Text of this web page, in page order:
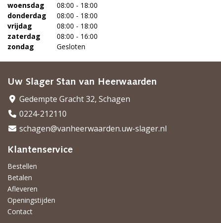
woensdag
08:00 - 18:00
donderdag
08:00 - 18:00
vrijdag
08:00 - 18:00
zaterdag
08:00 - 16:00
zondag
Gesloten
Uw Slager Stan van Heerwaarden
Gedempte Gracht 32, Schagen
0224-212110
schagen@vanheerwaarden.uw-slager.nl
Klantenservice
Bestellen
Betalen
Afleveren
Openingstijden
Contact